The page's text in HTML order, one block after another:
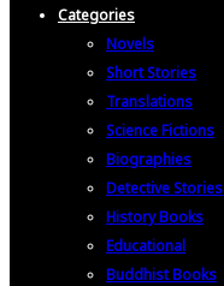
Categories
Novels
Short Stories
Translations
Science Fictions
Biographies
Detective Stories
History Books
Educational
Buddhist Books